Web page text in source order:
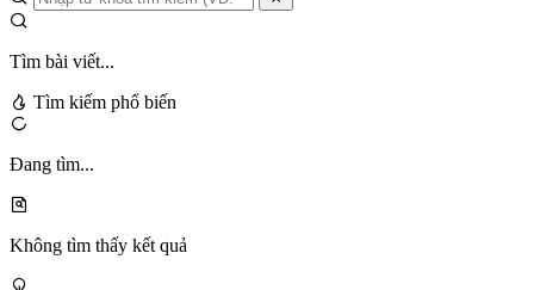
Tìm bài viết...
Tìm kiếm phổ biến
Đang tìm...
Không tìm thấy kết quả